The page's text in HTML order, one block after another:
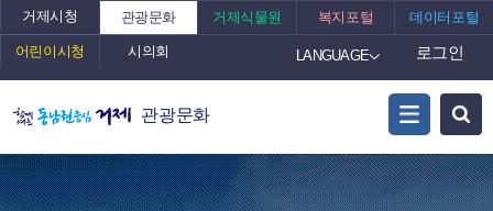
거제시청 관광문화 거제식물원 복지포털 데이터포털
어린이시청 시의회 LANGUAGE 로그인
관광문화